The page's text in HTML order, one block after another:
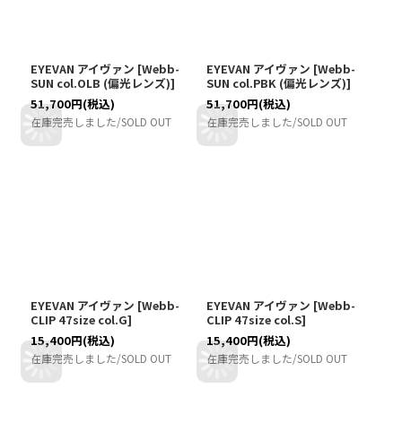
EYEVAN アイヴァン [Webb-
SUN col.OLB (偏光レンズ)]
51,700円(税込)
在庫完売しました/SOLD OUT
EYEVAN アイヴァン [Webb-
SUN col.PBK (偏光レンズ)]
51,700円(税込)
在庫完売しました/SOLD OUT
EYEVAN アイヴァン [Webb-
CLIP 47size col.G]
15,400円(税込)
在庫完売しました/SOLD OUT
EYEVAN アイヴァン [Webb-
CLIP 47size col.S]
15,400円(税込)
在庫完売しました/SOLD OUT